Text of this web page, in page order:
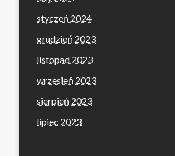
styczeń 2024
grudzień 2023
listopad 2023
wrzesień 2023
sierpień 2023
lipiec 2023